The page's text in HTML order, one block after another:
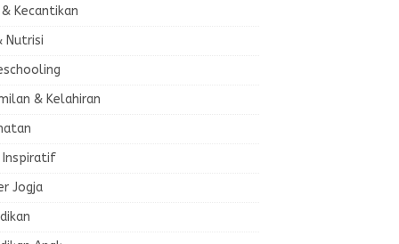
Kecantikan
Nutrisi
& Kelahiran
Inspiratif
Jogja